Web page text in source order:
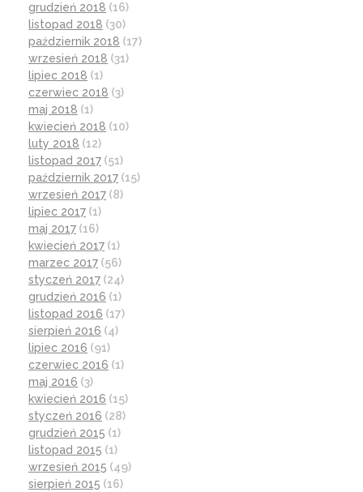
grudzień 2018 (16)
listopad 2018 (30)
październik 2018 (17)
wrzesień 2018 (31)
lipiec 2018 (1)
czerwiec 2018 (3)
maj 2018 (1)
kwiecień 2018 (10)
luty 2018 (12)
listopad 2017 (51)
październik 2017 (15)
wrzesień 2017 (8)
lipiec 2017 (1)
maj 2017 (16)
kwiecień 2017 (1)
marzec 2017 (56)
styczeń 2017 (24)
grudzień 2016 (1)
listopad 2016 (17)
sierpień 2016 (4)
lipiec 2016 (91)
czerwiec 2016 (1)
maj 2016 (3)
kwiecień 2016 (15)
styczeń 2016 (28)
grudzień 2015 (1)
listopad 2015 (1)
wrzesień 2015 (49)
sierpień 2015 (16)